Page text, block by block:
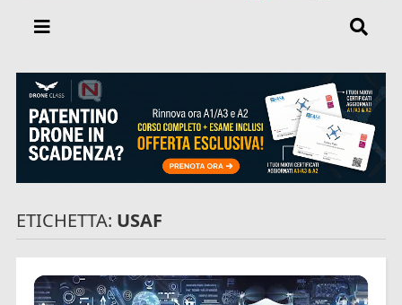
ETICHETTA: USAF